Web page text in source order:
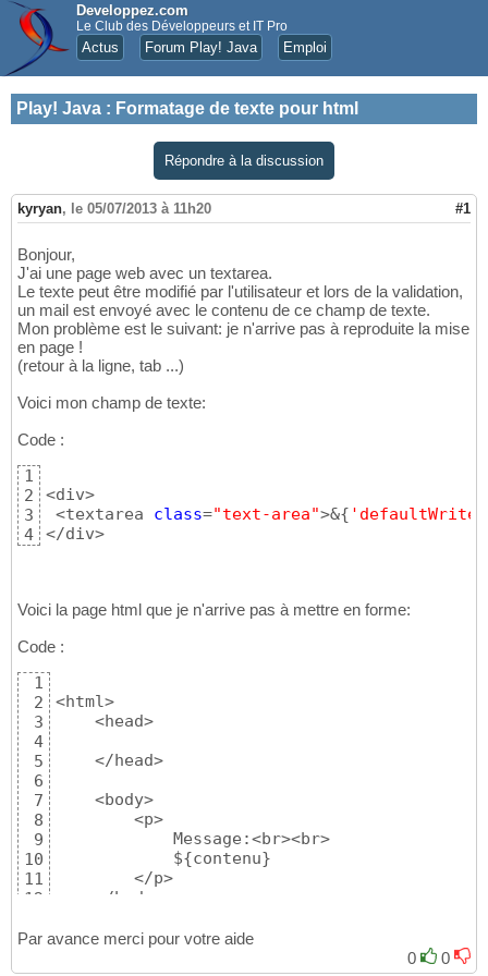
Developpez.com
Le Club des Développeurs et IT Pro
Actus Forum Play! Java Emploi
Play! Java : Formatage de texte pour html
Répondre à la discussion
kyryan, le 05/07/2013 à 11h20 #1
Bonjour,
J'ai une page web avec un textarea.
Le texte peut être modifié par l'utilisateur et lors de la validation,
un mail est envoyé avec le contenu de ce champ de texte.
Mon problème est le suivant: je n'arrive pas à reproduite la mise
en page !
(retour à la ligne, tab ...)
Voici mon champ de texte:
Code :
1
2
3
4
<div>
<textarea class="text-area">&{
</div>
Voici la page html que je n'arrive pas à mettre en forme:
Code :
1
2
3
4
5
6
7
8
9
10
11
12
<html>
    <head>
    </head>
    <body>
        <p>
            Message:<br><br>
            $
{contenu}
        </p>
    </body>
Par avance merci pour votre aide
0
0